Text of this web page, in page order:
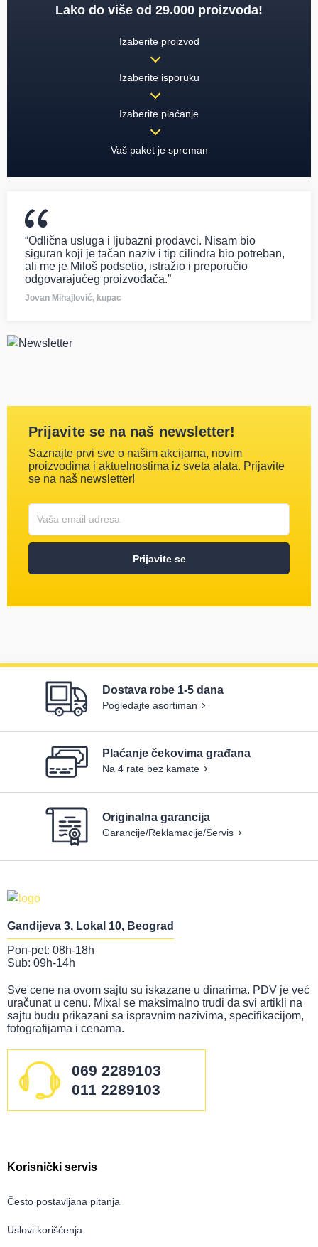
Lako do više od 29.000 proizvoda!
Izaberite proizvod
Izaberite isporuku
Izaberite plaćanje
Vaš paket je spreman
“Odlična usluga i ljubazni prodavci. Nisam bio
siguran koji je tačan naziv i tip cilindra bio potreban,
ali me je Miloš podsetio, istražio i preporučio
odgovarajućeg proizvođača.”
Jovan Mihajlović, kupac
Prijavite se na naš newsletter!
Saznajte prvi sve o našim akcijama, novim
proizvodima i aktuelnostima iz sveta alata. Prijavite
se na naš newsletter!
Prijavite se
Dostava robe 1-5 dana
Pogledajte asortiman
Plaćanje čekovima građana
Na 4 rate bez kamate
Originalna garancija
Garancije/Reklamacije/Servis
Gandijeva 3, Lokal 10, Beograd
Pon-pet: 08h-18h
Sub: 09h-14h
Sve cene na ovom sajtu su iskazane u dinarima. PDV je već
uračunat u cenu. Mixal se maksimalno trudi da svi artikli na
sajtu budu prikazani sa ispravnim nazivima, specifikacijom,
fotografijama i cenama.
069 2289103
011 2289103
Korisnički servis
Često postavljana pitanja
Uslovi korišćenja